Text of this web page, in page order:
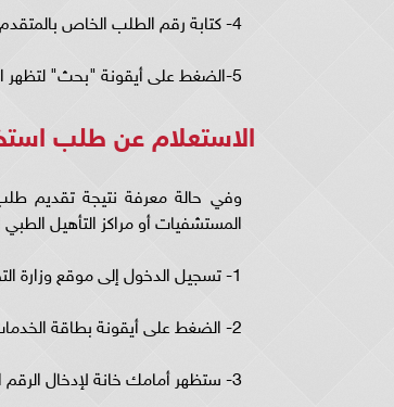
4- كتابة رقم الطلب الخاص بالمتقدم للكشف الطبي.
5-الضغط على أيقونة "بحث" لتظهر النتيجة.
الاستعلام عن طلب
وفي حالة معرفة نتيجة تقديم
المستشفيات أو مراكز التأهيل
1- تسجيل الدخول إلى موقع وزارة التضامن الاجتماعي .
2- الضغط على أيقونة بطاقة الخدمات المتكاملة الظاهرة في واجهة الموقع.
3- ستظهر أمامك خانة لإدخال الرقم القومي الخاص بالمتقدم بالطلب.